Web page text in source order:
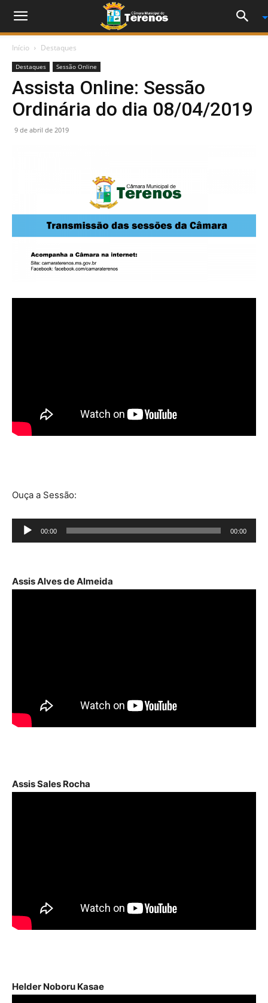
Início Destaques
Destaques Sessão Online
Assista Online: Sessão
Ordinária do dia 08/04/2019
9 de abril de 2019
Ouça a Sessão:
Tocador
de
00:00 00:00
Assis Alves de Almeida
Assis Sales Rocha
Helder Noboru Kasae